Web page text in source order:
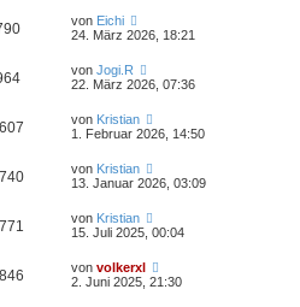
von Eichi
24. März 2026, 18:21
von Jogi.R
22. März 2026, 07:36
von Kristian
1. Februar 2026, 14:50
von Kristian
13. Januar 2026, 03:09
von Kristian
15. Juli 2025, 00:04
von volkerxl
2. Juni 2025, 21:30